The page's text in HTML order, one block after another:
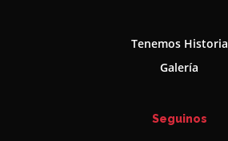
Tenemos Historia
Galería
Seguinos